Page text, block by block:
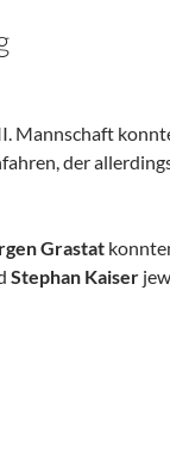
Mannschaft
der
Grastat
Stephan Kaiser